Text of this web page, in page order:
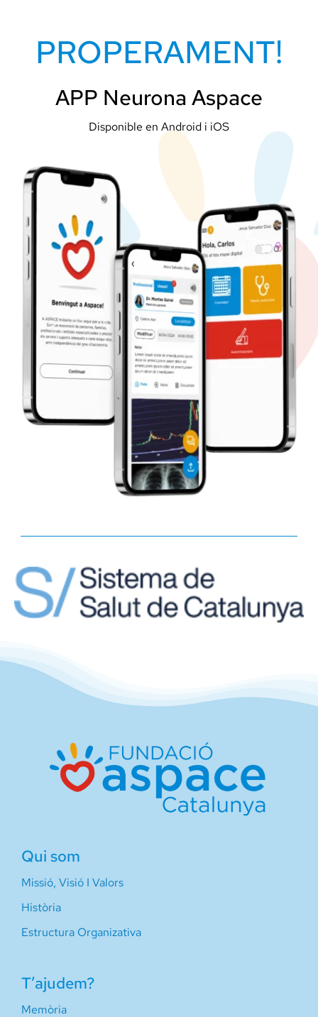
PROPERAMENT!
APP Neurona Aspace
Disponible en Android i iOS
Qui som
Missió, Visió I Valors
Història
Estructura Organizativa
T’ajudem?
Memòria